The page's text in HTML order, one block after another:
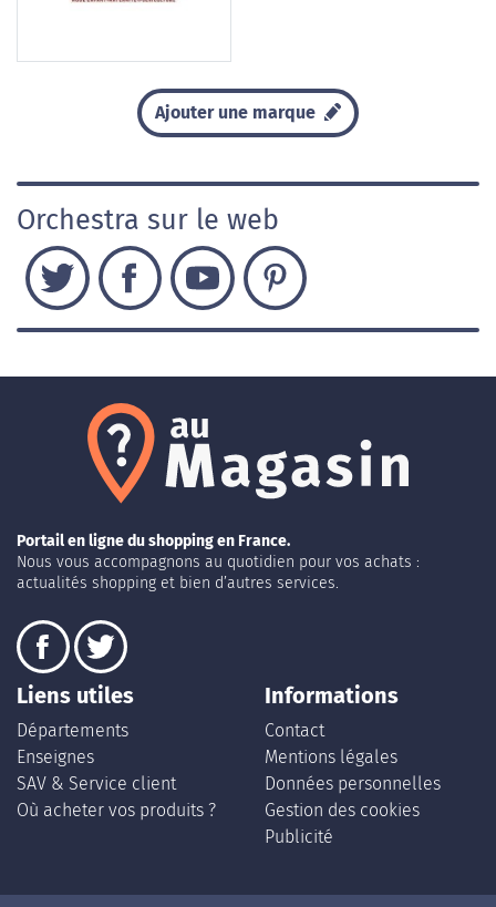
Ajouter une marque
Orchestra sur le web
Portail en ligne du shopping en France.
Nous vous accompagnons au quotidien pour vos achats :
actualités shopping et bien d’autres services.
Liens utiles
Départements
Enseignes
SAV & Service client
Où acheter vos produits ?
Informations
Contact
Mentions légales
Données personnelles
Gestion des cookies
Publicité